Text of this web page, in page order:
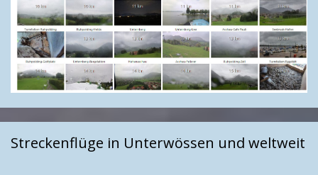
Streckenflüge in Unterwössen und weltweit